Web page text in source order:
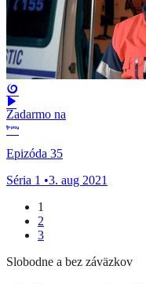
Zadarmo na
Epizóda 35
Séria 1 •3. aug 2021
1
2
3
Slobodne a bez záväzkov